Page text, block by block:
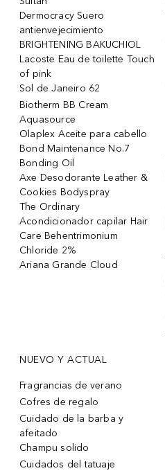
Dermocracy Suero
antienvejecimiento
BRIGHTENING BAKUCHIOL
Lacoste Eau de toilette Touch
of pink
Sol de Janeiro 62
Biotherm BB Cream
Aquasource
Olaplex Aceite para cabello
Bond Maintenance No.7
Bonding Oil
Axe Desodorante Leather &
Cookies Bodyspray
The Ordinary
Acondicionador capilar Hair
Care Behentrimonium
Chloride 2%
Ariana Grande Cloud
NUEVO Y ACTUAL
Fragrancias de verano
Cofres de regalo
Cuidado de la barba y
afeitado
Champu solido
Cuidados del tatuaje